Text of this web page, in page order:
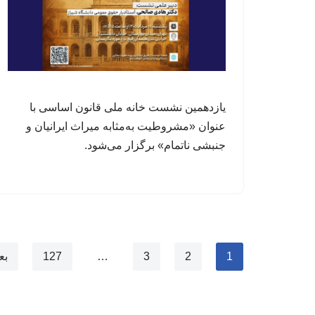
یازدهمین نشست خانه ملی قانون اساسی با
عنوان «مشروطیت به‌مثابه میراث ایرانیان و
جنبشی ناتمام» برگزار می‌شود.
1
2
3
…
127